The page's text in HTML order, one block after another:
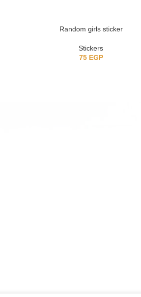
Random girls sticker
Stickers
75 EGP